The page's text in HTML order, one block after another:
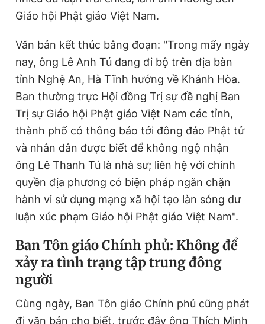
Giáo hội Phật giáo Việt Nam.
Văn bản kết thúc bằng đoạn: "Trong mấy ngày
nay, ông Lê Anh Tú đang đi bộ trên địa bàn
tỉnh Nghệ An, Hà Tĩnh hướng về Khánh Hòa.
Ban thường trực Hội đồng Trị sựđề nghị Ban
Trị sự Giáo hội Phật giáo Việt Nam các tỉnh,
thành phố có thông báo tới đông đảo Phật tử
và nhân dân được biết để không ngộ nhận
ông Lê Thanh Tú là nhà sư; liên hệ với chính
quyền địa phương có biện pháp ngăn chặn
hành vi sử dụng mạng xã hội tạo làn sóng dư
luận xúc phạm Giáo hội Phật giáo Việt Nam".
Ban Tôn giáo Chính phủ: Không để
xảy ra tình trạng tập trung đông
người
Cùng ngày, Ban Tôn giáo Chính phủ cũng phát
đi văn bản cho biết, trước đây ông Thích Minh